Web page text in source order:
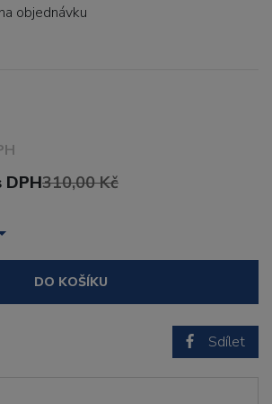
na objednávku
DPH310,00 Kč
DO KOŠÍKU
Sdílet